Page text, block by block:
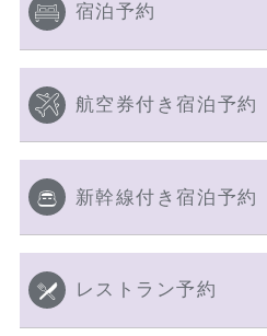
宿泊予約
航空券付き宿泊予約
新幹線付き宿泊予約
レストラン予約